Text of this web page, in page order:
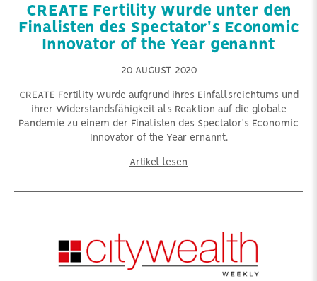
CREATE Fertility wurde unter den
Finalisten des Spectator's Economic
Innovator of the Year genannt
20 AUGUST 2020
CREATE Fertility wurde aufgrund ihres Einfallsreichtums und
ihrer Widerstandsfähigkeit als Reaktion auf die globale
Pandemie zu einem der Finalisten des Spectator's Economic
Innovator of the Year ernannt.
Artikel lesen